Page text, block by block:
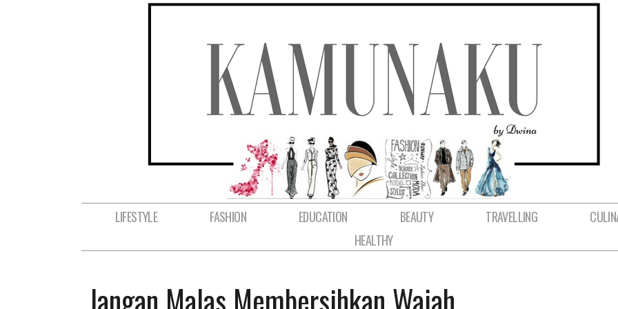
LIFESTYLE FASHION EDUCATION BEAUTY TRAVELLING
HEALTHY
Jangan Malas Membersihkan Wajah